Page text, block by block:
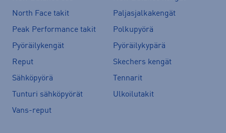
North Face takit
Paljasjalkakengät
Peak Performance takit
Polkupyörä
Pyöräilykengät
Pyöräilykypärä
Reput
Skechers kengät
Sähköpyörä
Tennarit
Tunturi sähköpyörät
Ulkoilutakit
Vans-reput